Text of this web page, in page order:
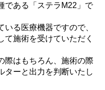
である「ステラM22」で
る医療機器ですので、
て施術を受けていただく
際はもちろん、施術の際
ターと出力を判断いたし